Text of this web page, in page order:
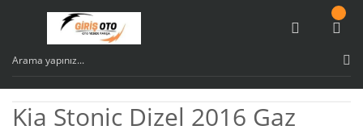
Kia Stonic Dizel 2016 Gaz